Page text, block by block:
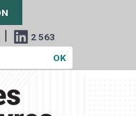
| 2 563